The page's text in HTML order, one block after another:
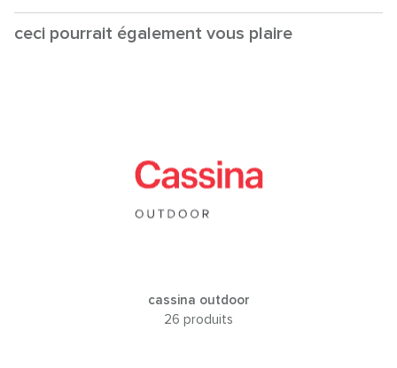
ceci pourrait également vous plaire
cassina outdoor
26 produits